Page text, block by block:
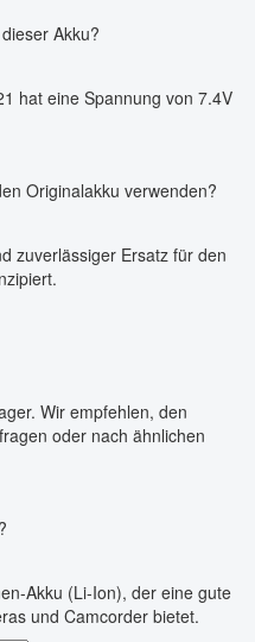
Akku?
hat eine Spannung von 7.4V
Originalakku verwenden?
zuverlässiger Ersatz für den
Wir empfehlen, den
oder nach ähnlichen
Akku (Li-Ion), der eine gute
und Camcorder bietet.